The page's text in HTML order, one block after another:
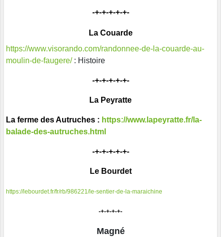
-+-+-+-+-+-
La Couarde
https://www.visorando.com/randonnee-de-la-couarde-au-
moulin-de-faugere/: Histoire
-+-+-+-+-+-
La Peyratte
La ferme des Autruches : https://www.lapeyratte.fr/la-
balade-des-autruches.html
-+-+-+-+-+-
Le Bourdet
https://lebourdet.fr/fr/rb/986221/le-sentier-de-la-maraichine
-+-+-+-+-
Magné